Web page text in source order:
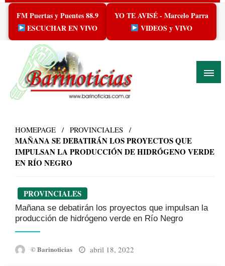
Skip
content
FM Puertas y Puentes 88.9
ESCUCHAR EN VIVO
YO TE AVISÉ - Marcelo Parra
VIDEOS y VIVO
HOMEPAGE PROVINCIALES
MAÑANA SE DEBATIRÁN LOS PROYECTOS QUE
IMPULSAN LA PRODUCCIÓN DE HIDRÓGENO VERDE
EN RÍO NEGRO
PROVINCIALES
Mañana se debatirán los proyectos que impulsan la
producción de hidrógeno verde en Río Negro
© Barinoticias
Posted
abril 18, 2022